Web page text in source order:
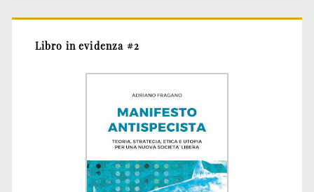
Libro in evidenza #2